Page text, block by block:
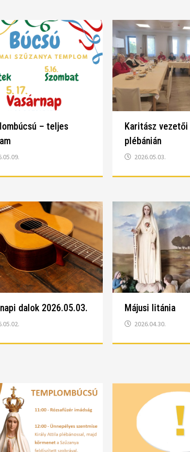
– teljes
Karitász
plébánián
2026.05.03.
dalok 2026.05.03. Májusi litánia
2026.04.30.